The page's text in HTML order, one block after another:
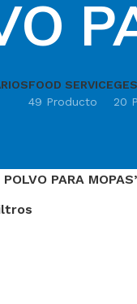
FOOD SERVICE
49 Producto
20
PARA